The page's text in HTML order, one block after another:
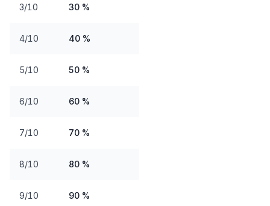
3/10 30 %
4/10 40 %
5/10 50 %
6/10 60 %
7/10 70 %
8/10 80 %
9/10 90 %